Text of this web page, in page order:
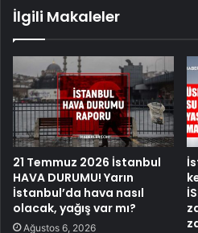
İlgili Makaleler
21 Temmuz 2026 İstanbul
HAVA DURUMU! Yarın
İstanbul’da hava nasıl
olacak, yağış var mı?
Ağustos 6, 2026